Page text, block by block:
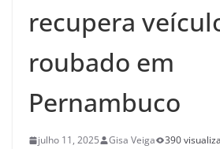
recupera
roubado em
Pernambuco
julho 11, 2025 Gisa Veiga
390